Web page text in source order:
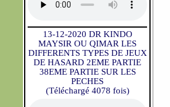
13-12-2020 DR KINDO
MAYSIR OU QIMAR LES
DIFFERENTS TYPES DE JEUX
DE HASARD 2EME PARTIE
38EME PARTIE SUR LES
PECHES
(Téléchargé 4078 fois)